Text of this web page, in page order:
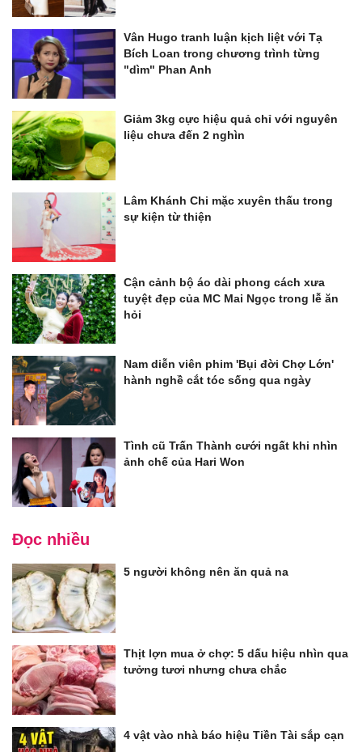
Vân Hugo tranh luận kịch liệt với Tạ
Bích Loan trong chương trình từng
"dìm" Phan Anh
Giảm 3kg cực hiệu quả chỉ với nguyên
liệu chưa đến 2 nghìn
Lâm Khánh Chi mặc xuyên thấu trong
sự kiện từ thiện
Cận cảnh bộ áo dài phong cách xưa
tuyệt đẹp của MC Mai Ngọc trong lễ ăn
hỏi
Nam diễn viên phim 'Bụi đời Chợ Lớn'
hành nghề cắt tóc sống qua ngày
Tình cũ Trấn Thành cưới ngất khi nhìn
ảnh chế của Hari Won
Đọc nhiều
5 người không nên ăn quả na
Thịt lợn mua ở chợ: 5 dấu hiệu nhìn qua
tưởng tươi nhưng chưa chắc
4 vật vào nhà báo hiệu Tiền Tài sắp cạn